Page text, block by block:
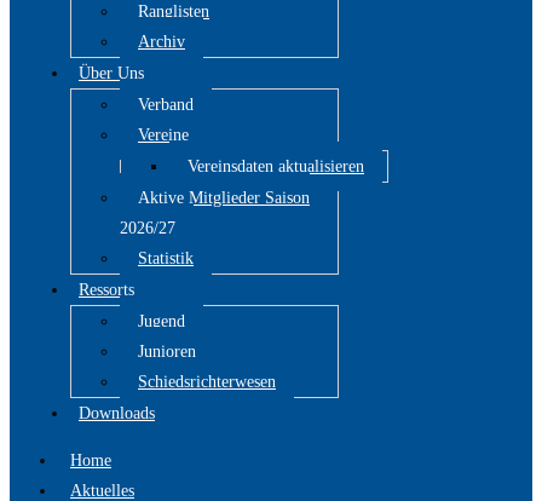
Ranglisten
Archiv
Über Uns
Verband
Vereine
Vereinsdaten aktualisieren
Aktive Mitglieder Saison
2026/27
Statistik
Ressorts
Jugend
Junioren
Schiedsrichterwesen
Downloads
Home
Aktuelles